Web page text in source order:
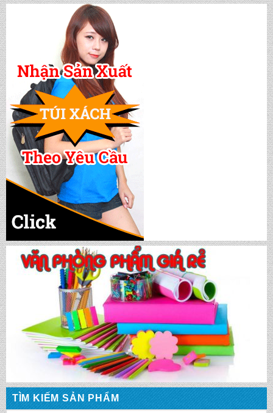
TÌM KIẾM SẢN PHẨM
CẶP HỌC SINH MS: TN 5016
CẶP HỌC SINH MS: TN 5015
CẶP HỌC SINH MS: TN 5014
CẶP HỌC SINH MS: TN 5013
CẶP HỌC SINH MS: TN 5012